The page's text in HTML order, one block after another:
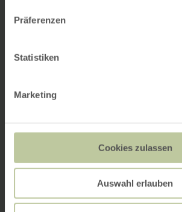
Präferenzen
Statistiken
Marketing
Cookies zulassen
Auswahl erlauben